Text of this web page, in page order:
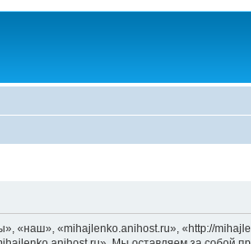
«mihajlenko.anihost.ru», «http://